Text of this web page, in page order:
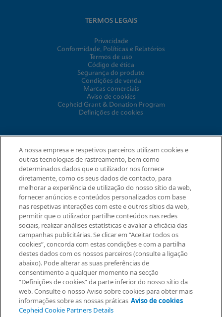
TERMOS LEGAIS
Privacidade
Conformidade, Políticas e Relatórios
Termos de uso
Código de ética
Segurança do produto
Condições de venda
Marcas comerciais
Aviso de cookies
Cepheid Grant & Donation Program
Definições de cookies
Acordo de tratamento de dados
Comunidades de parcerias
Termos e Condições de Segurança da Informação
© 2026 Cepheid. Cepheid®, o logótipo Cepheid, GeneXpert®,
Xpert®, e I-CORE® são marcas registadas da Cepheid,
registadas nos E.U.A. e outros países.
A nossa empresa e respetivos parceiros utilizam cookies e
outras tecnologias de rastreamento, bem como
determinados dados que o utilizador nos fornece
diretamente, como os seus dados de contacto, para
melhorar a experiência de utilização do nosso sítio da web,
fornecer anúncios e conteúdos personalizados com base
nas respetivas interações com este e outros sítios da web,
permitir que o utilizador partilhe conteúdos nas redes
sociais, realizar análises estatísticas e avaliar a eficácia das
campanhas publicitárias. Se clicar em “Aceitar todos os
cookies”, concorda com estas condições e com a partilha
destes dados com os nossos parceiros (consulte a ligação
abaixo). Pode alterar as suas preferências de
consentimento a qualquer momento na secção
“Definições de cookies” da parte inferior do nosso sítio da
web. Consulte o nosso Aviso sobre cookies para obter mais
informações sobre as nossas práticas Aviso de cookies
Cepheid Cookie Partners Details